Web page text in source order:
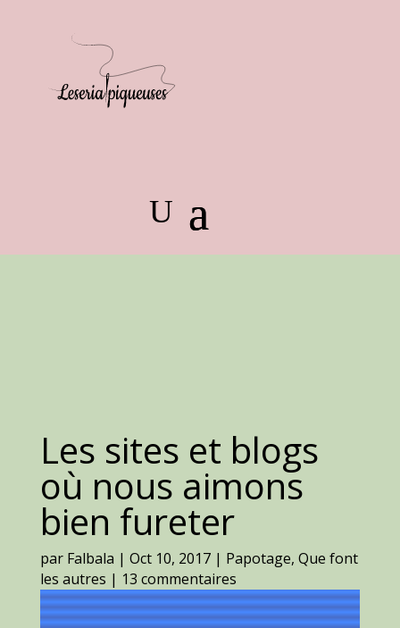
Les sites et blogs
où nous aimons
bien fureter
par Falbala | Oct 10, 2017| Papotage, Que font
les autres | 13 commentaires